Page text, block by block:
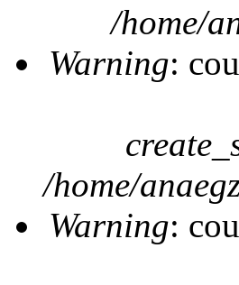
/home/
Warning:
/home/
Warning: